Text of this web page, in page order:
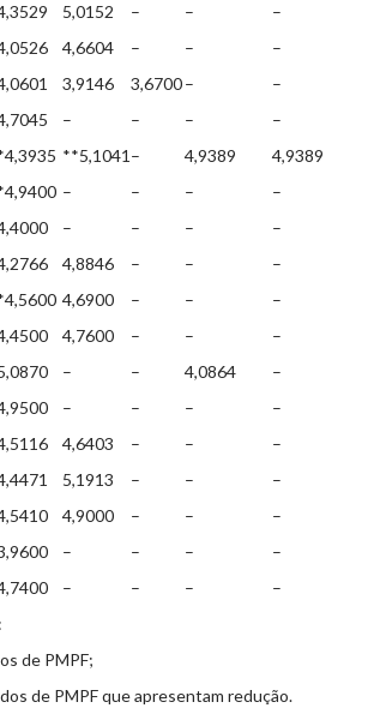
5,0152 – –
–
4,6604 – –
–
3,9146 3,6700–
–
– – –
–
**5,1041 – 4,9389
4,9389
– – –
–
– – –
–
4,8846 – –
–
4,6900 – –
–
4,7600 – –
–
– – 4,0864
–
– – –
–
4,6403 – –
–
5,1913 – –
–
4,9000 – –
–
– – –
–
– – –
–
de PMPF;
de PMPF que apresentam redução.